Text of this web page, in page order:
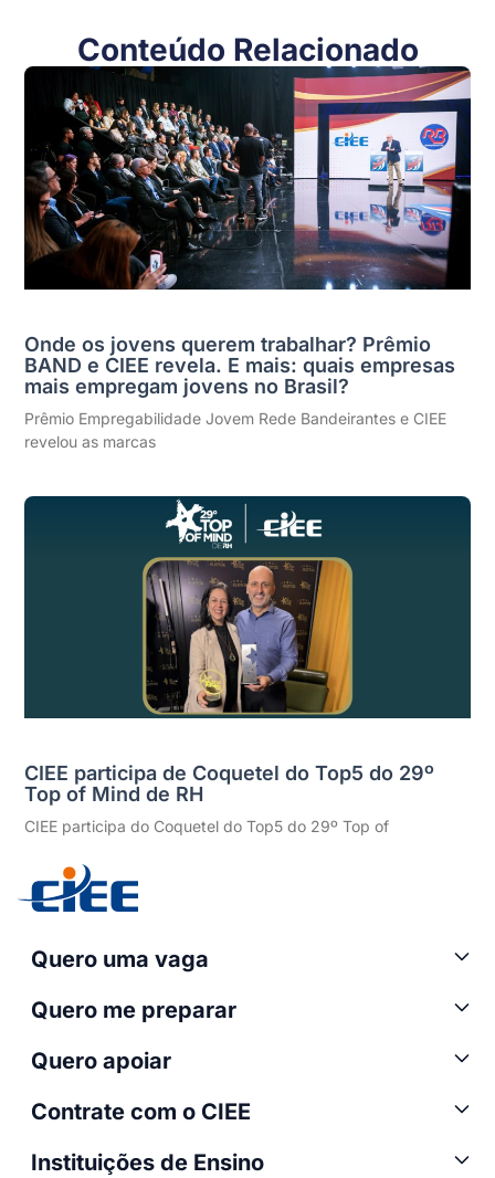
Conteúdo Relacionado
Onde os jovens querem trabalhar? Prêmio
BAND e CIEE revela. E mais: quais empresas
mais empregam jovens no Brasil?
Prêmio Empregabilidade Jovem Rede Bandeirantes e CIEE
revelou as marcas
CIEE participa de Coquetel do Top5 do 29º
Top of Mind de RH
CIEE participa do Coquetel do Top5 do 29º Top of
Quero uma vaga
Quero me preparar
Quero apoiar
Contrate com o CIEE
Instituições de Ensino